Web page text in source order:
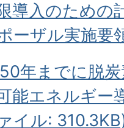
導入のための
ーザル実施要
年までに脱
能エネルギー
イル: